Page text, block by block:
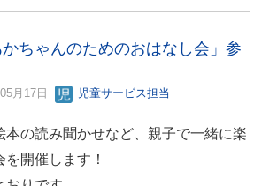
かちゃんのためのおはなし会」参
月17日 児童サービス担当
本の読み聞かせなど、親子で一緒に楽
開催します！